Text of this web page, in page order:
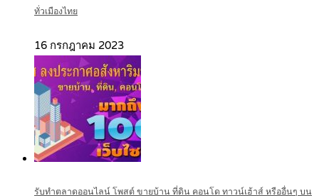
ทั่วเมืองไทย
16 กรกฎาคม 2023
รับทำตลาดออนไลน์ โพสต์ ขายบ้าน ที่ดิน คอนโด ทาวน์เฮ้าส์ หรืออื่นๆ บน